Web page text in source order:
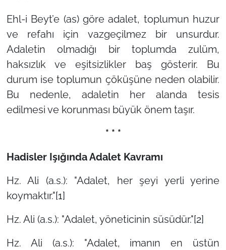
Ehl-i Beyt’e (as) göre adalet, toplumun huzur
ve refahı için vazgeçilmez bir unsurdur.
Adaletin olmadığı bir toplumda zulüm,
haksızlık ve eşitsizlikler baş gösterir. Bu
durum ise toplumun çöküşüne neden olabilir.
Bu nedenle, adaletin her alanda tesis
edilmesi ve korunması büyük önem taşır.
* * *
Hadisler Işığında Adalet Kavramı
Hz. Ali (a.s.): "Adalet, her şeyi yerli yerine
koymaktır."[1]
Hz. Ali (a.s.): "Adalet, yöneticinin süsüdür."[2]
Hz. Ali (a.s.): "Adalet, imanın en üstün